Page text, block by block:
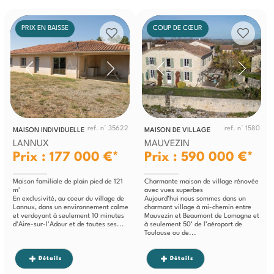
PRIX EN BAISSE
MAISON INDIVIDUELLE ref. n° 35622
LANNUX
Prix : 177 000 €*
Maison familiale de plain pied de 121
m²
En exclusivité, au coeur du village de
Lannux, dans un environnement calme
et verdoyant à seulement 10 minutes
d'Aire-sur-l'Adour et de toutes ses...
Détails
COUP DE CŒUR
MAISON DE VILLAGE ref. n° 1580
MAUVEZIN
Prix : 590 000 €*
Charmante maison de village rénovée
avec vues superbes
Aujourd’hui nous sommes dans un
charmant village à mi-chemin entre
Mauvezin et Beaumont de Lomagne et
à seulement 50’ de l’aéroport de
Toulouse ou de...
Détails